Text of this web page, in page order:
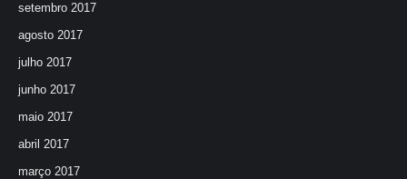
setembro 2017
agosto 2017
julho 2017
junho 2017
maio 2017
abril 2017
março 2017